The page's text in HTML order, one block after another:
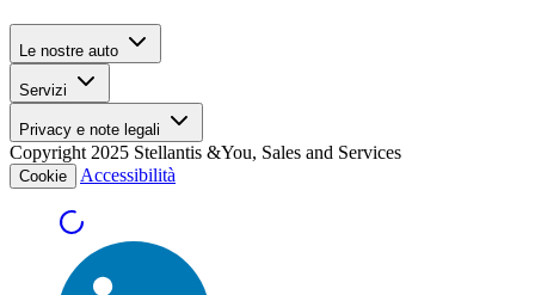
Le nostre auto
Servizi
Privacy e note legali
Copyright 2025 Stellantis &You, Sales and Services
Cookie Accessibilità